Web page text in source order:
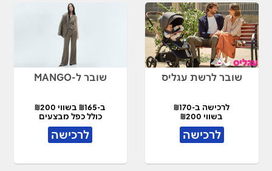
שובר לרשת עגליס
לרכישה ב-₪170
בשווי ₪200
לרכישה
שובר ל-MANGO
ב-₪165 בשווי ₪200
כולל כפל מבצעים
לרכישה